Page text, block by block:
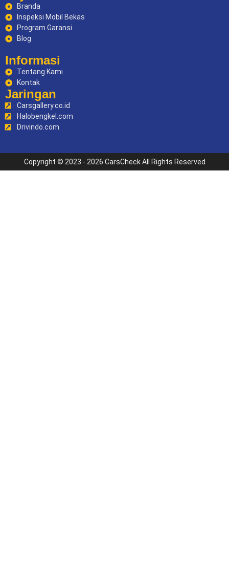
Branda
Inspeksi Mobil Bekas
Program Garansi
Blog
Informasi
Tentang Kami
Kontak
Jaringan
Carsgallery.co.id
Halobengkel.com
Drivindo.com
Copyright © 2023 - 2026 CarsCheck All Rights Reserved